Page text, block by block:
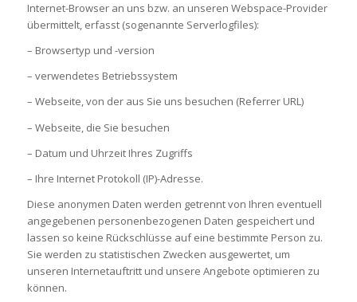
Internet-Browser an uns bzw. an unseren Webspace-Provider
übermittelt, erfasst (sogenannte Serverlogfiles):
– Browsertyp und -version
– verwendetes Betriebssystem
– Webseite, von der aus Sie uns besuchen (Referrer URL)
– Webseite, die Sie besuchen
– Datum und Uhrzeit Ihres Zugriffs
– Ihre Internet Protokoll (IP)-Adresse.
Diese anonymen Daten werden getrennt von Ihren eventuell
angegebenen personenbezogenen Daten gespeichert und
lassen so keine Rückschlüsse auf eine bestimmte Person zu.
Sie werden zu statistischen Zwecken ausgewertet, um
unseren Internetauftritt und unsere Angebote optimieren zu
können.